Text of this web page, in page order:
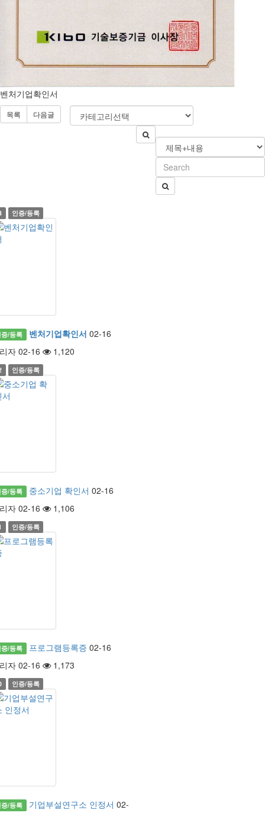
벤처기업확인서
목록 다음글
인증/등록
/등록 벤처기업확인서 02-16
자 02-16
1,120
인증/등록
/등록 중소기업 확인서 02-16
자 02-16
1,106
인증/등록
/등록 프로그램등록증 02-16
자 02-16
1,173
인증/등록
/등록 기업부설연구소 인정서 02-